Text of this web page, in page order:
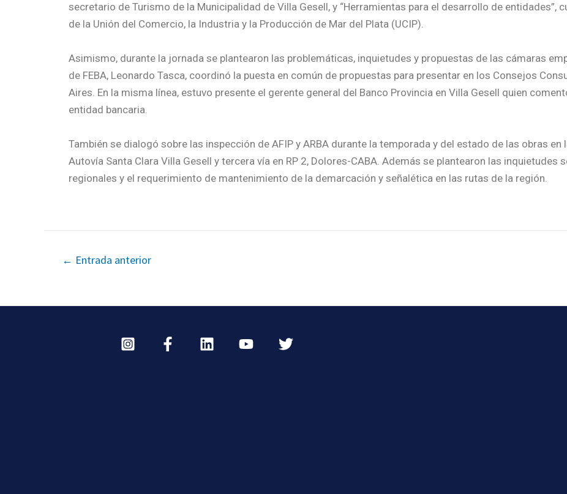
secretario de Turismo de la Municipalidad de Villa Gesell, y “Herramientas para el desarrollo de entidades”,
de la Unión del Comercio, la Industria y la Producción de Mar del Plata (UCIP).
Asimismo, durante la jornada se plantearon las problemáticas, inquietudes y propuestas de las cámaras
de FEBA, Leonardo Tasca, coordinó la puesta en común de propuestas para presentar en los Consejos
Aires. En la misma línea, estuvo presente el gerente general del Banco Provincia en Villa Gesell quien
entidad bancaria.
También se dialogó sobre las inspección de AFIP y ARBA durante la temporada y del estado de las obras
Autovía Santa Clara Villa Gesell y tercera vía en RP 2, Dolores-CABA. Además se plantearon las inquietudes
regionales y el requerimiento de mantenimiento de la demarcación y señalética en las rutas de la región.
← Entrada anterior